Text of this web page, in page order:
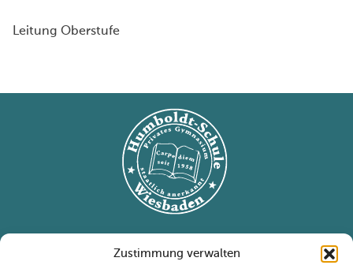
Zustimmung verwalten
Leitung Oberstufe